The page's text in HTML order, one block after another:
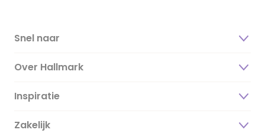
Snel naar
Over Hallmark
Over ons
Duurzaamheid
Inspiratie
Magazine
Zakelijk